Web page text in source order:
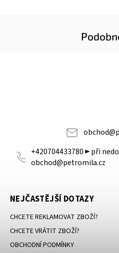
obchod@
+420704433780 ► při
obchod@petromila.cz
NEJČASTĚJŠÍ DOTAZY
CHCETE REKLAMOVAT ZBOŽÍ?
CHCETE VRÁTIT ZBOŽÍ?
OBCHODNÍ PODMÍNKY